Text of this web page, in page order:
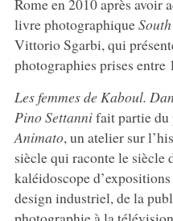
livre photographique
Vittorio Sgarbi, qui
photographies prises entre
Les femmes de Kaboul.
Pino Settannifait partie du
Animato, un atelier sur
siècle qui raconte le siècle
kaléidoscope
design industriel, de la